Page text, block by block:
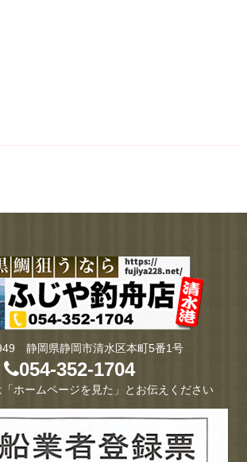
静岡県静岡市清水区本町5番1号
054-352-1704
ホームページを見た」とお伝えください